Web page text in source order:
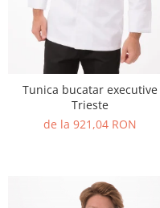
Tunica bucatar executive
Trieste
de la 921,04 RON